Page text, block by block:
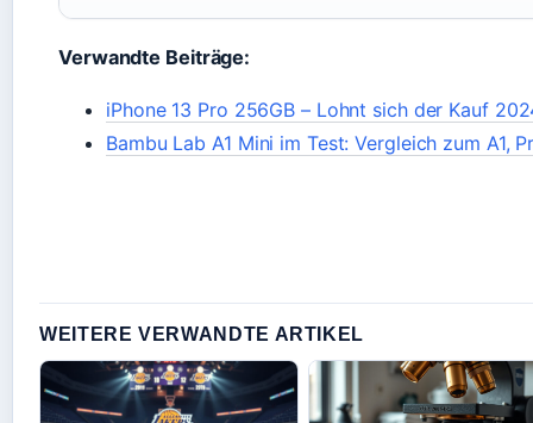
Verwandte Beiträge:
iPhone 13 Pro 256GB – Lohnt sich der Kauf
Bambu Lab A1 Mini im Test: Vergleich zum A1,
WEITERE VERWANDTE ARTIKEL